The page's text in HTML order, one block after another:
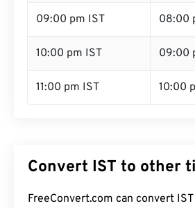
09:00 pm IST 08:00
10:00 pm IST 09:00
11:00 pm IST 10:00
Convert IST to other
FreeConvert.com can convert